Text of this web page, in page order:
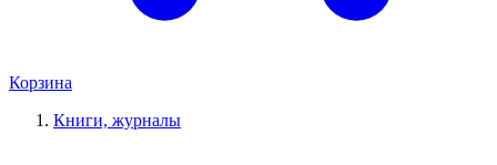
Корзина
Книги, журналы